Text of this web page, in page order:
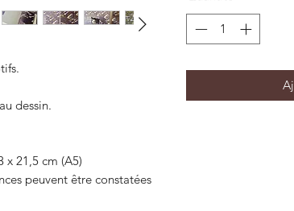
dessin.
x 21,5 cm (A5)
peuvent être constatées